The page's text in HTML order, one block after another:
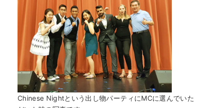
Chinese Nightという出し物パーティにMCに選んでいた